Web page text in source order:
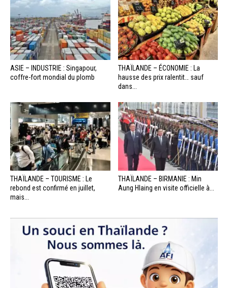
ASIE – INDUSTRIE : Singapour,
coffre-fort mondial du plomb
THAÏLANDE – ÉCONOMIE : La
hausse des prix ralentit… sauf
dans...
THAÏLANDE – TOURISME : Le
rebond est confirmé en juillet,
mais...
THAÏLANDE – BIRMANIE : Min
Aung Hlaing en visite officielle à...